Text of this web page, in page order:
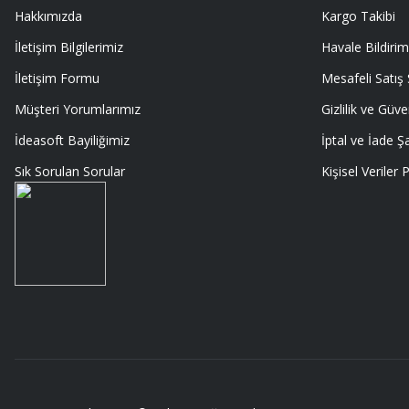
Memnumum
K... N... | 09/07/2026
GAYET GÜZEL VE ÖZENLİ PAKETLENMİŞTİ
EDERİM
Hakkımızda
İletişim Bilgilerimiz
İletişim Formu
Müşteri Yorumlarımız
İdeasoft Bayiliğimiz
Sık Sorulan Sorular
Kargo Takibi
Havale
Mesafeli
Gizlilik ve
İptal ve İade
Kişisel Veriler